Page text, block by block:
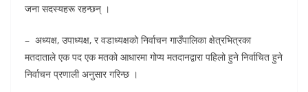
जना सदस्यहरू रहन्छन् ।
– अध्यक्ष, उपाध्यक्ष, र वडाध्यक्षको निर्वाचन गाउँपालिका क्षेत्रभित्रका
मतदाताले एक पद एक मतको आधारमा गोप्य मतदानद्वारा पहिलो हुने निर्वाचित हुने
निर्वाचन प्रणाली अनुसार गरिन्छ ।